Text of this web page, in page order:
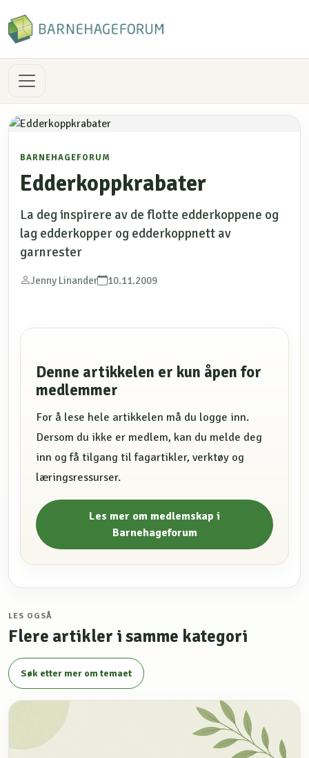
BARNEHAGEFORUM
Edderkoppkrabater
La deg inspirere av de flotte edderkoppene og
lag edderkopper og edderkoppnett av
garnrester
Jenny Linander 10.11.2009
Denne artikkelen er kun åpen for
medlemmer
For å lese hele artikkelen må du logge inn.
Dersom du ikke er medlem, kan du melde deg
inn og få tilgang til fagartikler, verktøy og
læringsressurser.
Les mer om medlemskap i
Barnehageforum
LES OGSÅ
Flere artikler i samme kategori
Søk etter mer om temaet